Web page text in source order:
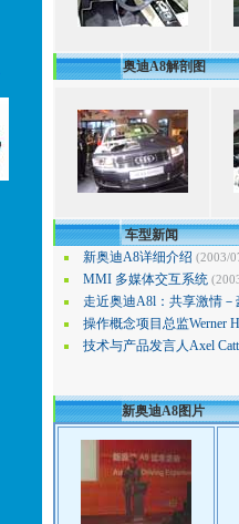
奥迪A8解剖图
车型新闻
新奥迪A8详细介绍 (2003/
MMI 多媒体交互系统
走近奥迪A8l：共享激情
操作概念项目总监Werner
技术与产品发言人Axel
新奥迪A8图片